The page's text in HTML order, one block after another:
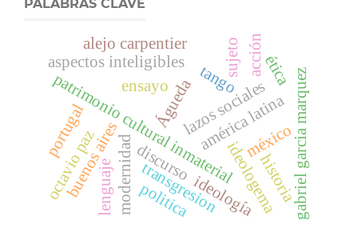
PALABRAS CLAVE
patrimonio cultural inmaterial
tango
aspectos inteligibles
buenos aires
lazos sociales
modernidad
sujeto
lenguaje discurso
américa latina
ideologema
ensayo
alejo carpentier
octavio paz gabriel garcia marquez
Águeda
portugal
transgresion
méxico
historia
politica
acciónética
ideología